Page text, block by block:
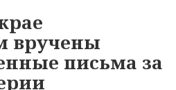
вручены
письма за